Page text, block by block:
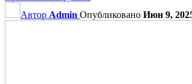
Автор Admin Опубликовано Июн 9,